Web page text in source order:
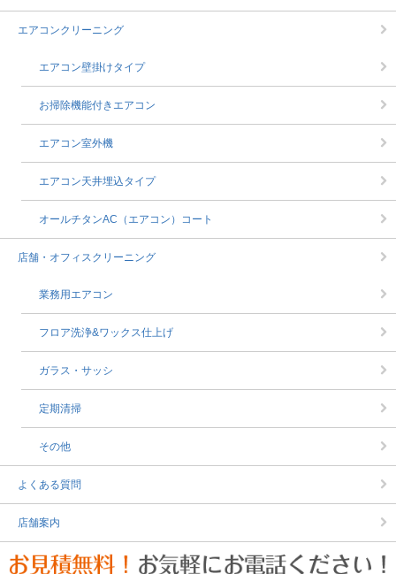
エアコンクリーニング
エアコン壁掛けタイプ
お掃除機能付きエアコン
エアコン室外機
エアコン天井埋込タイプ
オールチタンAC（エアコン）コート
店舗・オフィスクリーニング
業務用エアコン
フロア洗浄&ワックス仕上げ
ガラス・サッシ
定期清掃
その他
よくある質問
店舗案内